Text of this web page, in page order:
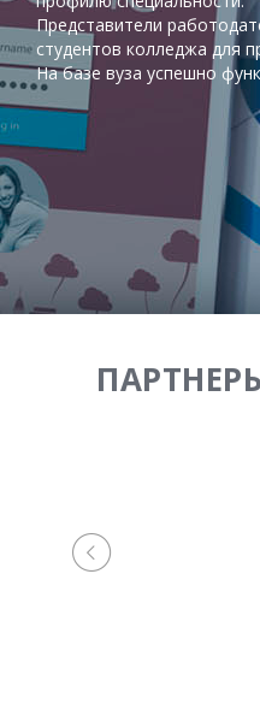
Представители
студентов колледжа для
На базе вуза успешно